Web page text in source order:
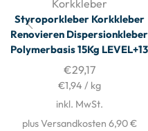
Korkkleber
Styroporkleber Korkkleber
Renovieren Dispersionkleber
Polymerbasis 15Kg LEVEL+13
€29,17
€1,94 / kg
inkl. MwSt.
plus Versandkosten 6,90 €